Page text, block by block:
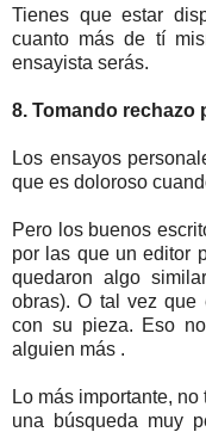
Tienes que estar
cuanto más de tí
ensayista serás.
8. Tomando rechazo
Los ensayos
que es doloroso
Pero los buenos
por las que un editor
quedaron algo
obras). O tal vez que
con su pieza. Eso
alguien más .
Lo más importante,
una búsqueda muy